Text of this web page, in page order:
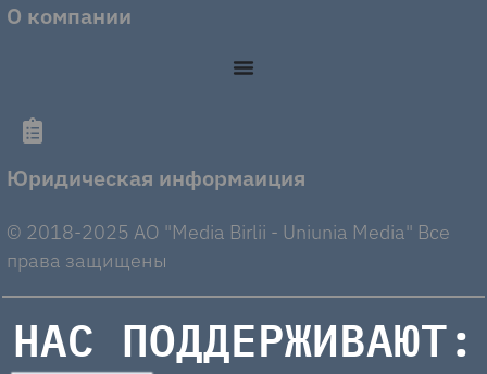
О компании
Юридическая информаиция
© 2018-2025 AO "Media Birlii - Uniunia Media" Все
права защищены
НАС ПОДДЕРЖИВАЮТ: